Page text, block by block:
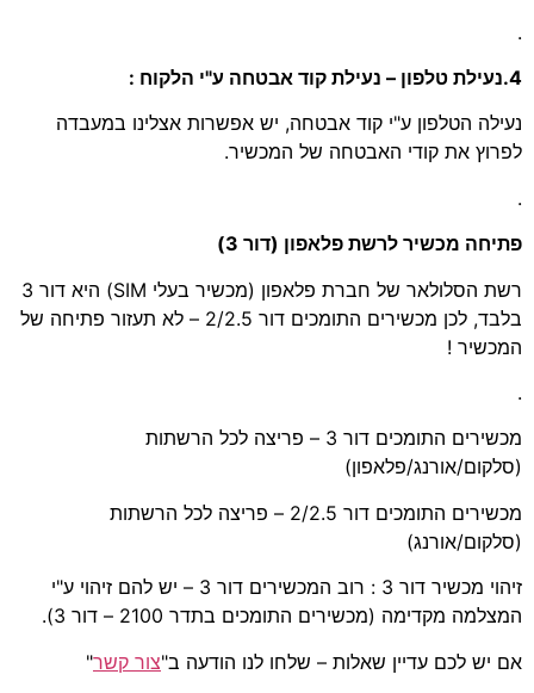
.
4.נעילת טלפון – נעילת קוד אבטחה ע"י הלקוח :
נעילה הטלפון ע"י קוד אבטחה, יש אפשרות אצלינו במעבדה
לפרוץ את קודי האבטחה של המכשיר.
.
פתיחה מכשיר לרשת פלאפון (דור 3)
רשת הסלולאר של חברת פלאפון (מכשיר בעלי SIM) היא דור 3
בלבד, לכן מכשירים התומכים דור 2/2.5 – לא תעזור פתיחה של
המכשיר !
.
מכשירים התומכים דור 3 – פריצה לכל הרשתות
(סלקום/אורנג/פלאפון)
מכשירים התומכים דור 2/2.5 – פריצה לכל הרשתות
(סלקום/אורנג)
זיהוי מכשיר דור 3 : רוב המכשירים דור 3 – יש להם זיהוי ע"י
המצלמה מקדימה (מכשירים התומכים בתדר 2100 – דור 3).
אם יש לכם עדיין שאלות – שלחו לנו הודעה ב"צור קשר"